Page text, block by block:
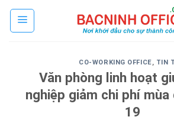
Skip
CO-WORKING OFFICE, TIN
Văn phòng linh hoạt
nghiệp giảm chi phí mùa
19